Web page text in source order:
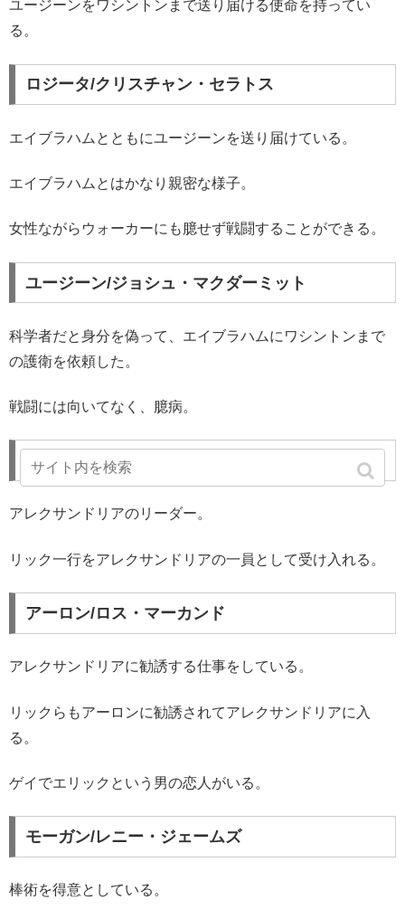
ユージーンをワシントンまで送り届ける使命を持ってい
る。
ロジータ/クリスチャン・セラトス
エイブラハムとともにユージーンを送り届けている。
エイブラハムとはかなり親密な様子。
女性ながらウォーカーにも臆せず戦闘することができる。
ユージーン/ジョシュ・マクダーミット
科学者だと身分を偽って、エイブラハムにワシントンまで
の護衛を依頼した。
戦闘には向いてなく、臆病。
ディアナ/トバ・フェルドシュ
アレクサンドリアのリーダー。
リック一行をアレクサンドリアの一員として受け入れる。
アーロン/ロス・マーカンド
アレクサンドリアに勧誘する仕事をしている。
リックらもアーロンに勧誘されてアレクサンドリアに入
る。
ゲイでエリックという男の恋人がいる。
モーガン/レニー・ジェームズ
棒術を得意としている。